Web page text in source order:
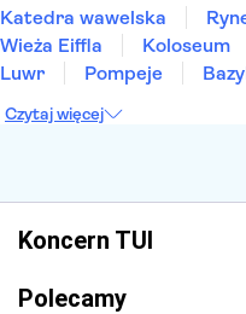
Katedra wawelska
Wieża Eiffla
Koloseum
Luwr
Pompeje
Etna
Wawel
Czytaj więcej
Koncern TUI
Polecamy